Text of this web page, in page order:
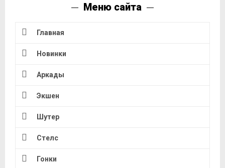
Меню сайта
Главная
Новинки
Аркады
Экшен
Шутер
Стелс
Гонки